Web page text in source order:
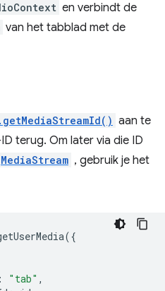
en verbindt de
van het tabblad met de
aan te
terug. Om later via die ID
MediaStream , gebruik je het
({
: "tab" ,